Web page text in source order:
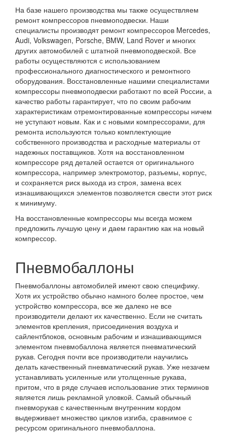
На базе нашего производства мы также осуществляем
ремонт компрессоров пневмоподвески. Наши
специалисты производят ремонт компрессоров Mercedes,
Audi, Volkswagen, Porsche, BMW, Land Rover и многих
других автомобилей с штатной пневмоподвеской. Все
работы осуществляются с использованием
профессионального диагностического и ремонтного
оборудования. Восстановленные нашими специалистами
компрессоры пневмоподвески работают по всей России, а
качество работы гарантирует, что по своим рабочим
характеристикам отремонтированные компрессоры ничем
не уступают новым. Как и с новыми компрессорами, для
ремонта используются только комплектующие
собственного производства и расходные материалы от
надежных поставщиков. Хотя на восстановленном
компрессоре ряд деталей остается от оригинального
компрессора, например электромотор, разъемы, корпус,
и сохраняется риск выхода из строя, замена всех
изнашивающихся элементов позволяется свести этот риск
к минимуму.
На восстановленные компрессоры мы всегда можем
предложить лучшую цену и даем гарантию как на новый
компрессор.
Пневмобаллоны
Пневмобаллоны автомобилей имеют свою специфику.
Хотя их устройство обычно намного более простое, чем
устройство компрессора, все же далеко не все
производители делают их качественно. Если не считать
элементов крепления, присоединения воздуха и
сайлентблоков, основным рабочим и изнашивающимся
элементом пневмобаллона является пневматический
рукав. Сегодня почти все производители научились
делать качественный пневматический рукав. Уже незачем
устанавливать усиленные или утолщенные рукава,
притом, что в ряде случаев использование этих терминов
является лишь рекламной уловкой. Самый обычный
пневморукав с качественным внутренним кордом
выдерживает множество циклов изгиба, сравнимое с
ресурсом оригинального пневмобаллона.